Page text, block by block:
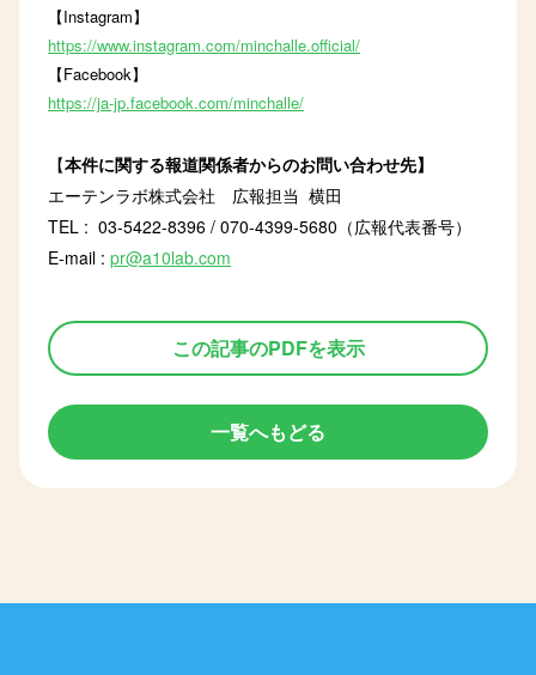
【Instagram】
https://www.instagram.com/minchalle.official/
【Facebook】
https://ja-jp.facebook.com/minchalle/
【本件に関する報道関係者からのお問い合わせ先】
エーテンラボ株式会社 広報担当 横田
TEL : 03-5422-8396 / 070-4399-5680（広報代表番号）
E-mail : pr@a10lab.com
この記事のPDFを表示
一覧へもどる